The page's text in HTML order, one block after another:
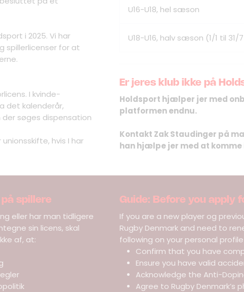
i 2025. Vi har
spillerlicenser for at
I kvinde-
det kalenderår,
der søges dispensation
hvis I har
U16-U18, hel sæson
U18-U16, halv sæson (1/1 til 31/
Er jeres klub ikke på
Holdsport hjælper jer med
platformen endnu.
Kontakt Zak Staudinger på
han hjælpe jer med at komme
spillere
eller har man tidligere
sin licens, skal
af, at:
Guide: Before you apply
If you are a new player og
Rugby Denmark and need to
following on your personal
Confirm that you have
Ensure you have valid
Acknowledge the Anti-
Agree to Rugby Denmark’s